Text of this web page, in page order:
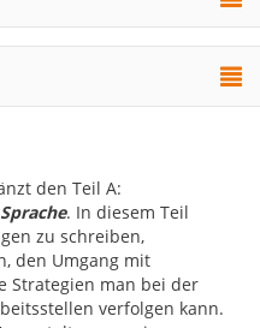
den Teil A:
. In diesem Teil
zu schreiben,
den Umgang mit
Strategien man bei der
verfolgen kann.